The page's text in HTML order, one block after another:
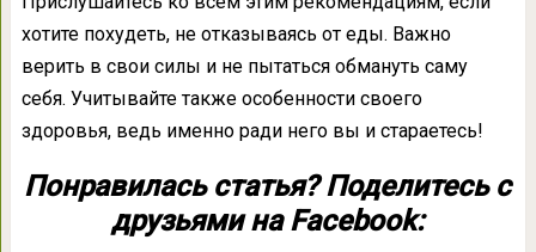
хотите похудеть, не отказываясь от еды. Важно
верить в свои силы и не пытаться обмануть саму
себя. Учитывайте также особенности своего
здоровья, ведь именно ради него вы и стараетесь!
Понравилась статья? Поделитесь с
друзьями на Facebook: